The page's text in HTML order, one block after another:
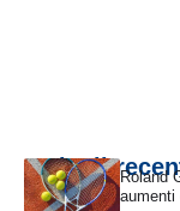
Articoli
Roland
aumenti